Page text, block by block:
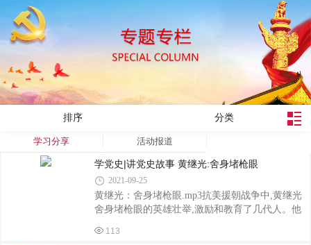
排序 分类
学习分享 活动报道
学党史|讲党史故事 黄继光:舍身堵枪眼
2021-09-25
黄继光：舍身堵枪眼.mp3抗美援朝战争中,黄继光
舍身堵枪眼的英雄壮举,激励和教育了几代人。他
英雄事迹为人们所传颂。黄继光,四川省中江县
113